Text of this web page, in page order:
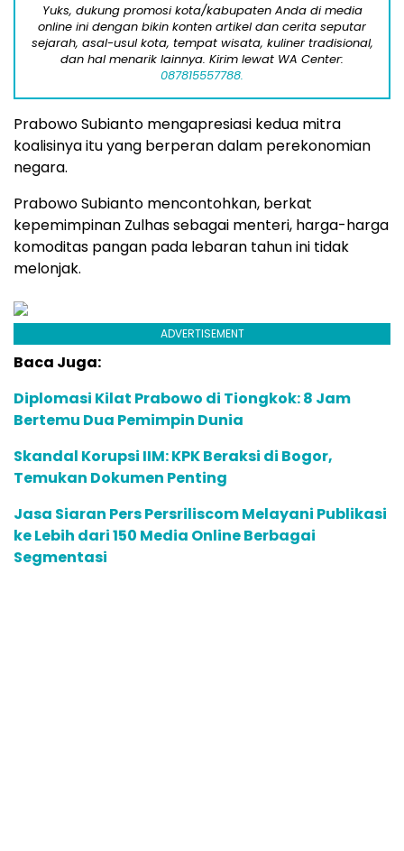
Yuks, dukung promosi kota/kabupaten Anda di media
online ini dengan bikin konten artikel dan cerita seputar
sejarah, asal-usul kota, tempat wisata, kuliner tradisional,
dan hal menarik lainnya. Kirim lewat WA Center:
087815557788.
Prabowo Subianto mengapresiasi kedua mitra
koalisinya itu yang berperan dalam perekonomian
negara.
Prabowo Subianto mencontohkan, berkat
kepemimpinan Zulhas sebagai menteri, harga-harga
komoditas pangan pada lebaran tahun ini tidak
melonjak.
ADVERTISEMENT
Baca Juga:
Diplomasi Kilat Prabowo di Tiongkok: 8 Jam
Bertemu Dua Pemimpin Dunia
Skandal Korupsi IIM: KPK Beraksi di Bogor,
Temukan Dokumen Penting
Jasa Siaran Pers Persriliscom Melayani Publikasi
ke Lebih dari 150 Media Online Berbagai
Segmentasi